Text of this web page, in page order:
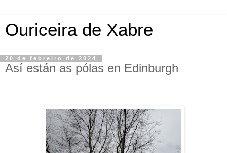
Ouriceira de Xabre
20 de febreiro de 2024
Así están as pólas en Edinburgh